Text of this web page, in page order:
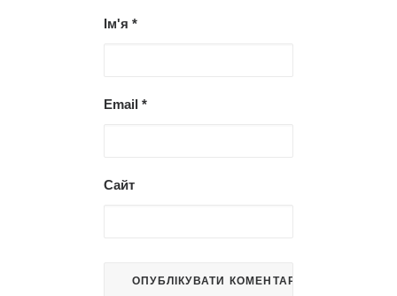
Ім'я *
Email *
Сайт